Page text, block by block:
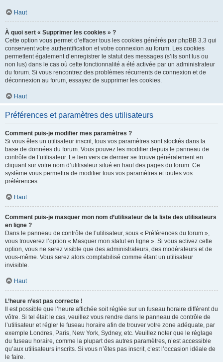
Haut
À quoi sert « Supprimer les cookies » ?
Cette option vous permet d’effacer tous les cookies générés par phpBB 3.3 qui
conservent votre authentification et votre connexion au forum. Les cookies
permettent également d’enregistrer le statut des messages (s’ils sont lus ou
non lus) dans le cas où cette fonctionnalité a été activée par un administrateur
du forum. Si vous rencontrez des problèmes récurrents de connexion et de
déconnexion au forum, essayez de supprimer les cookies.
Haut
Préférences et paramètres des utilisateurs
Comment puis-je modifier mes paramètres ?
Si vous êtes un utilisateur inscrit, tous vos paramètres sont stockés dans la
base de données du forum. Vous pouvez les modifier depuis le panneau de
contrôle de l’utilisateur. Le lien vers ce dernier se trouve généralement en
cliquant sur votre nom d’utilisateur situé en haut des pages du forum. Ce
système vous permettra de modifier tous vos paramètres et toutes vos
préférences.
Haut
Comment puis-je masquer mon nom d’utilisateur de la liste des utilisateurs
en ligne ?
Dans le panneau de contrôle de l’utilisateur, sous « Préférences du forum »,
vous trouverez l’option « Masquer mon statut en ligne ». Si vous activez cette
option, vous ne serez visible que des administrateurs, des modérateurs et de
vous-même. Vous serez alors comptabilisé comme étant un utilisateur
invisible.
Haut
L’heure n’est pas correcte !
Il est possible que l’heure affichée soit réglée sur un fuseau horaire différent du
vôtre. Si tel était le cas, veuillez vous rendre dans le panneau de contrôle de
l’utilisateur et régler le fuseau horaire afin de trouver votre zone adéquate, par
exemple Londres, Paris, New York, Sydney, etc. Veuillez noter que le réglage
du fuseau horaire, comme la plupart des autres paramètres, n’est accessible
qu’aux utilisateurs inscrits. Si vous n’êtes pas inscrit, c’est l’occasion idéale de
le faire.